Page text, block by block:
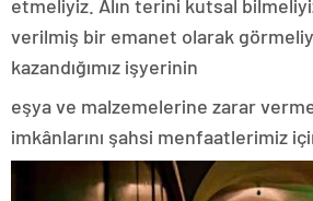
etmeliyiz. Alın terini kutsal
verilmiş bir emanet olarak
kazandığımız işyerinin
eşya ve malzemelerine zarar
imkânlarını şahsi menfaatlerimiz